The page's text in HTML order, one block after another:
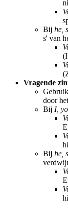
Bij he,
s' van
Vragende
Gebruik
door
Bij I,
Bij he,